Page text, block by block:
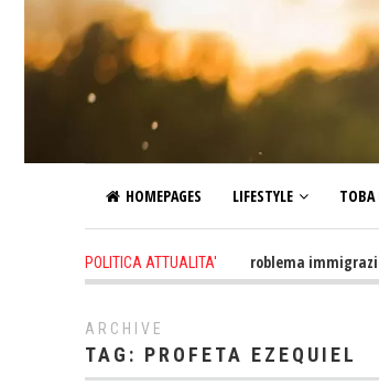
HOMEPAGES LIFESTYLE TOBA
POLITICA ATTUALITA'
13 hours ago - Altro che problema immigrazione
ARCHIVE
TAG: PROFETA EZEQUIEL